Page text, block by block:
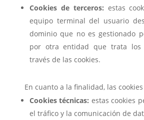
Cookies de terceros: estas
equipo terminal del usuario
dominio que no es gestionado
por otra entidad que trata los
través de las cookies.
En cuanto a la finalidad, las
Cookies técnicas: estas cookies
el tráfico y la comunicación de